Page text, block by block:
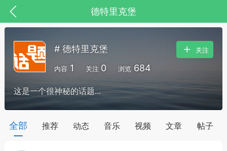
德特里克堡
，华夏中医人：家门口的中医人！
# 德特里克堡
内容 1 关注 0 浏览 684
关注
这是一个很神秘的话题...
全部 推荐 动态 音乐 视频 文章 帖子